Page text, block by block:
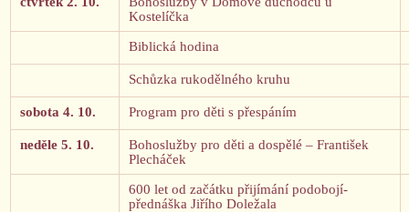
Kostelíčka
Biblická hodina
Schůzka rukodělného kruhu
sobota 4. 10. Program pro děti s přespáním
neděle 5. 10.
Bohoslužby pro děti a dospělé – František
Plecháček
600 let od začátku přijímání podobojí-
přednáška Jiřího Doležala